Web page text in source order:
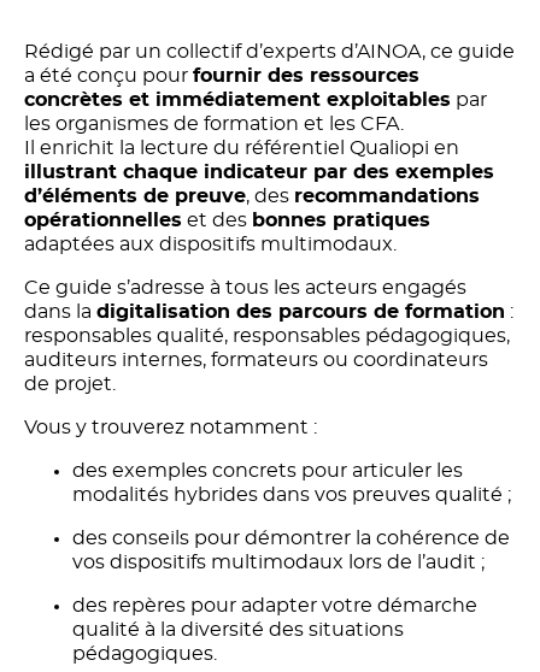
Rédigé par un collectif d’experts d’AINOA, ce guide
a été conçu pour fournir des ressources
concrètes et immédiatement exploitables par
les organismes de formation et les CFA.
Il enrichit la lecture du référentiel Qualiopi en
illustrant chaque indicateur par des exemples
d’éléments de preuve, des recommandations
opérationnelles et des bonnes pratiques
adaptées aux dispositifs multimodaux.
Ce guide s’adresse à tous les acteurs engagés
dans la digitalisation des parcours de formation :
responsables qualité, responsables pédagogiques,
auditeurs internes, formateurs ou coordinateurs
de projet.
Vous y trouverez notamment :
des exemples concrets pour articuler les
modalités hybrides dans vos preuves qualité ;
des conseils pour démontrer la cohérence de
vos dispositifs multimodaux lors de l’audit ;
des repères pour adapter votre démarche
qualité à la diversité des situations
pédagogiques.